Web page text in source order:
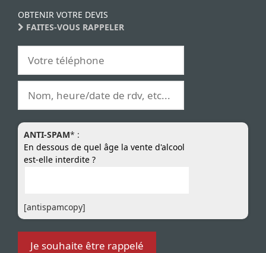
OBTENIR VOTRE DEVIS
FAITES-VOUS RAPPELER
ANTI-SPAM* :
En dessous de quel âge la vente d'alcool
est-elle interdite ?
[antispamcopy]